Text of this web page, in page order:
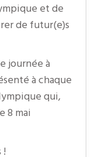
et de
de futur(e)s
journée à
à chaque
qui,
8 mai
!